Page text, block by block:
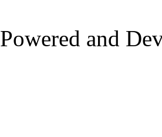
Powered and